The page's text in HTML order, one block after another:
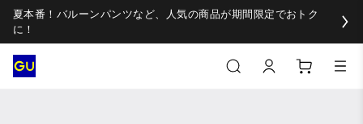
夏本番！バルーンパンツなど、人気の商品が期間限定でおトク
に！